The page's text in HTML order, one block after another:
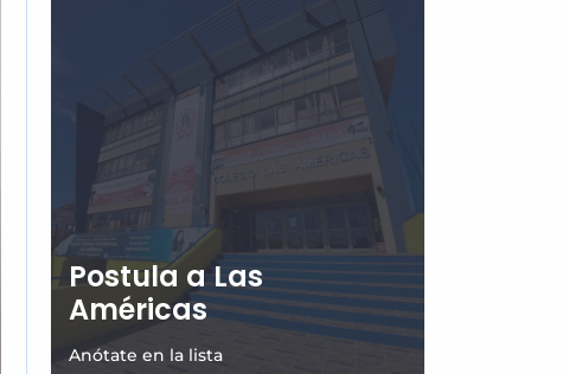
Postula a Las
Américas
Anótate en la lista